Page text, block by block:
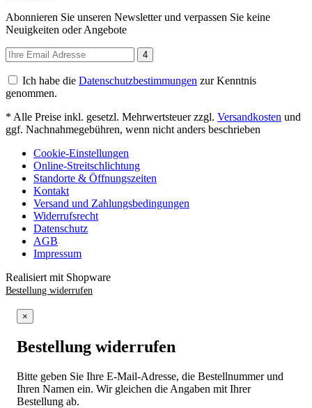
Abonnieren Sie unseren Newsletter und verpassen Sie keine
Neuigkeiten oder Angebote
4
Ich habe die Datenschutzbestimmungen zur Kenntnis
genommen.
* Alle Preise inkl. gesetzl. Mehrwertsteuer zzgl. Versandkosten und
ggf. Nachnahmegebühren, wenn nicht anders beschrieben
Cookie-Einstellungen
Online-Streitschlichtung
Standorte & Öffnungszeiten
Kontakt
Versand und Zahlungsbedingungen
Widerrufsrecht
Datenschutz
AGB
Impressum
Realisiert mit Shopware
Bestellung widerrufen
×
Bestellung widerrufen
Bitte geben Sie Ihre E-Mail-Adresse, die Bestellnummer und
Ihren Namen ein. Wir gleichen die Angaben mit Ihrer
Bestellung ab.